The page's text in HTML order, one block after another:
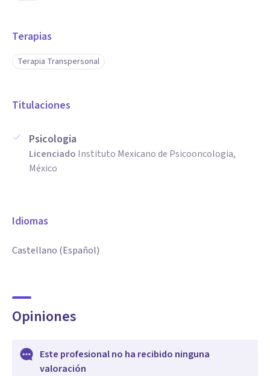
Terapias
Terapia Transpersonal
Titulaciones
Psicologia
Licenciado Instituto Mexicano de Psicooncologia,
México
Idiomas
Castellano (Español)
Opiniones
Este profesional no ha recibido ninguna
valoración